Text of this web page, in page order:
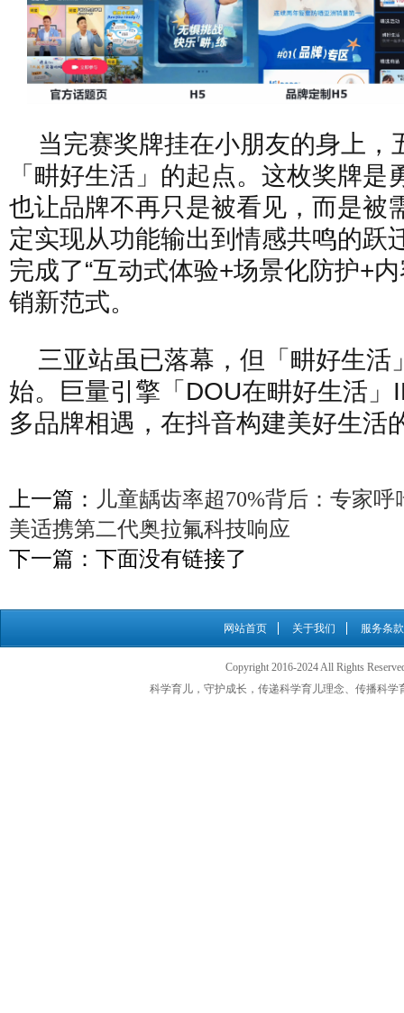
当完赛奖牌挂在小朋友的身上，
「畊好生活」的起点。这枚奖牌是
也让品牌不再只是被看见，而是被
定实现从功能输出到情感共鸣的跃
完成了“互动式体验+场景化防护+
销新范式。
三亚站虽已落幕，但「畊好生活
始。巨量引擎「DOU在畊好生活
多品牌相遇，在抖音构建美好生活
上一篇： 儿童龋齿率超70%背后：专家
美适携第二代奥拉氟科技响应
下一篇：下面没有链接了
网站首页 关于我们 服务条款
Copyright 2016-2024 All Rights
科学育儿，守护成长，传递科学育儿理念、传播科学